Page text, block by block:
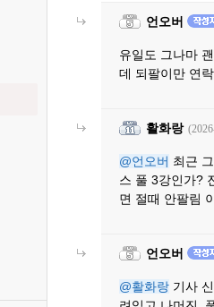
언오버
유일도 그나마
데 되팔이만 연
활화랑
@언오버 최근
스 풀 3강인가?
면 절때 안팔림
언오버
@활화랑 기사